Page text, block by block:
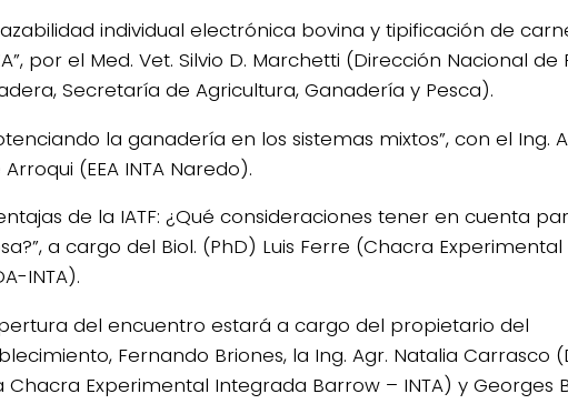
individual electrónica bovina y tipificación de
por el Med. Vet. Silvio D. Marchetti (Dirección Nacional
Secretaría de Agricultura, Ganadería y Pesca).
la ganadería en los sistemas mixtos”, con el Ing.
(EEA INTA Naredo).
de la IATF: ¿Qué consideraciones tener en cuenta
a cargo del Biol. (PhD) Luis Ferre (Chacra
INTA).
del encuentro estará a cargo del propietario del
Fernando Briones, la Ing. Agr. Natalia Carrasco
Chacra Experimental Integrada Barrow – INTA) y Georges